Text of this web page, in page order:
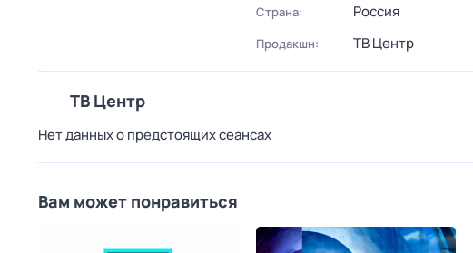
Страна: Россия
Продакшн: ТВ Центр
ТВ Центр
Нет данных о предстоящих сеансах
Вам может понравиться